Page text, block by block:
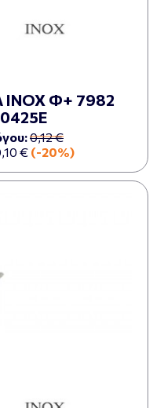
Φ+ 7982
0,12 €
€ (-20%)